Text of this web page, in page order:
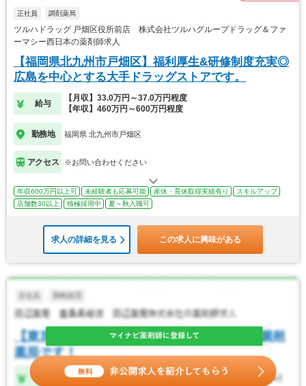
正社員 調剤薬局
ツルハドラッグ 戸畑区役所前店 株式会社ツルハグループドラッグ＆ファ
ーマシー西日本の薬剤師求人
【福岡県北九州市戸畑区】福利厚生&研修制度充実◎
広島を中心とする大手ドラッグストアです。
給与
【月収】33.0万円～37.0万円程度
【年収】460万円～600万円程度
勤務地 福岡県 北九州市戸畑区
アクセス ※お問い合わせください
年収600万円以上可 未経験者も応募可能 産休・育休取得実績有り
スキルアップ
店舗数30以上
積極採用中 夏～秋入職可
求人の詳細を見る この求人に興味がある